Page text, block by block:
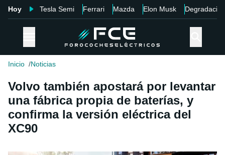
Hoy Tesla Semi Ferrari Mazda Elon Musk Degradación
Inicio Noticias
Volvo también apostará por levantar
una fábrica propia de baterías, y
confirma la versión eléctrica del
XC90